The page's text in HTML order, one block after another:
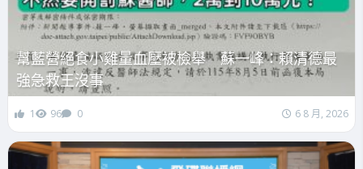
幫藍營絕食小雞量血壓被檢舉 蘇一峰：賴清德最
強急救王沒事
1 96 0 6 8 月, 2026